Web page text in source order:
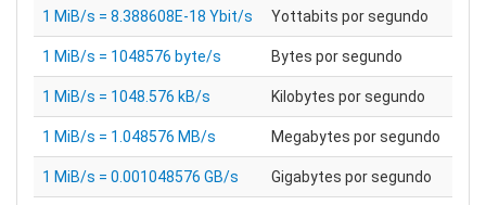
1 MiB/s = 8.388608E-18 Ybit/s Yottabits por segundo
1 MiB/s = 1048576 byte/s Bytes por segundo
1 MiB/s = 1048.576 kB/s Kilobytes por segundo
1 MiB/s = 1.048576 MB/s Megabytes por segundo
1 MiB/s = 0.001048576 GB/s Gigabytes por segundo